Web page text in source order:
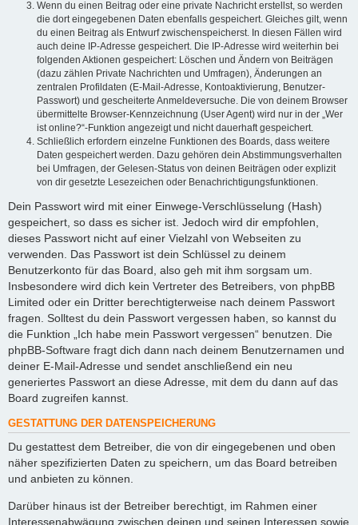
Wenn du einen Beitrag oder eine private Nachricht erstellst, so werden
die dort eingegebenen Daten ebenfalls gespeichert. Gleiches gilt, wenn
du einen Beitrag als Entwurf zwischenspeicherst. In diesen Fällen wird
auch deine IP-Adresse gespeichert. Die IP-Adresse wird weiterhin bei
folgenden Aktionen gespeichert: Löschen und Ändern von Beiträgen
(dazu zählen Private Nachrichten und Umfragen), Änderungen an
zentralen Profildaten (E-Mail-Adresse, Kontoaktivierung, Benutzer-
Passwort) und gescheiterte Anmeldeversuche. Die von deinem Browser
übermittelte Browser-Kennzeichnung (User Agent) wird nur in der „Wer
ist online?“-Funktion angezeigt und nicht dauerhaft gespeichert.
Schließlich erfordern einzelne Funktionen des Boards, dass weitere
Daten gespeichert werden. Dazu gehören dein Abstimmungsverhalten
bei Umfragen, der Gelesen-Status von deinen Beiträgen oder explizit
von dir gesetzte Lesezeichen oder Benachrichtigungsfunktionen.
Dein Passwort wird mit einer Einwege-Verschlüsselung (Hash)
gespeichert, so dass es sicher ist. Jedoch wird dir empfohlen,
dieses Passwort nicht auf einer Vielzahl von Webseiten zu
verwenden. Das Passwort ist dein Schlüssel zu deinem
Benutzerkonto für das Board, also geh mit ihm sorgsam um.
Insbesondere wird dich kein Vertreter des Betreibers, von phpBB
Limited oder ein Dritter berechtigterweise nach deinem Passwort
fragen. Solltest du dein Passwort vergessen haben, so kannst du
die Funktion „Ich habe mein Passwort vergessen“ benutzen. Die
phpBB-Software fragt dich dann nach deinem Benutzernamen und
deiner E-Mail-Adresse und sendet anschließend ein neu
generiertes Passwort an diese Adresse, mit dem du dann auf das
Board zugreifen kannst.
GESTATTUNG DER DATENSPEICHERUNG
Du gestattest dem Betreiber, die von dir eingegebenen und oben
näher spezifizierten Daten zu speichern, um das Board betreiben
und anbieten zu können.
Darüber hinaus ist der Betreiber berechtigt, im Rahmen einer
Interessenabwägung zwischen deinen und seinen Interessen sowie